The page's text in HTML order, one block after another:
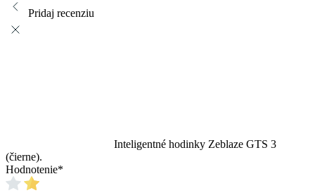
Pridaj recenziu
Inteligentné hodinky Zeblaze GTS 3
(čierne).
Hodnotenie*